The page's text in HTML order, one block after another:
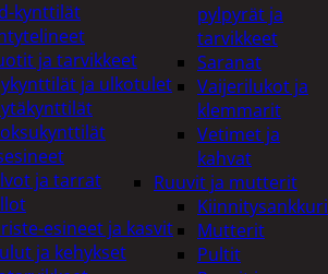
pylpyrät ja
tarvikkeet
Saranat
Vaijerilukot ja
klemmarit
Vetimet ja
kahvat
Ruuvit ja mutterit
Mutterit
Pultit
kynttilät
ja tarvikkeet
ja ulkotulet
ja tarrat
esineet ja kasvit
ja kehykset